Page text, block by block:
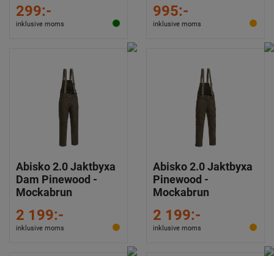
299:-
inklusive moms
995:-
inklusive moms
Abisko 2.0 Jaktbyxa
Dam Pinewood -
Mockabrun
2 199:-
inklusive moms
Abisko 2.0 Jaktbyxa
Pinewood -
Mockabrun
2 199:-
inklusive moms